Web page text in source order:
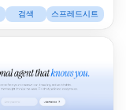
검색 스프레드시트